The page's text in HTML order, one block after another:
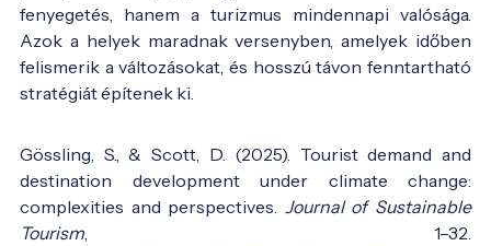
fenyegetés, hanem a turizmus mindennapi valósága.
Azok a helyek maradnak versenyben, amelyek időben
felismerik a változásokat, és hosszú távon fenntartható
stratégiát építenek ki.
Gössling, S., & Scott, D. (2025). Tourist demand and
destination development under climate change:
complexities and perspectives. Journal of Sustainable
Tourism , 1–32.